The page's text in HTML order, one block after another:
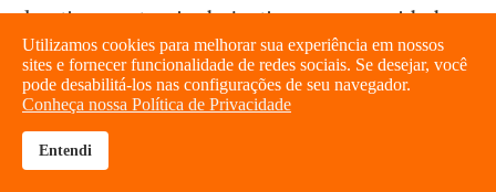
kantiana, a teoria da justiça como equidade
não se filia incondicionalmente a Kant. As
críticas hegelianas (e por extensão algumas
posições do comunitarismo de Taylor ) à
tradição da teoria do contrato social e aos
brightness_high
Utilizamos cookies para melhorar sua experiência em nossos
sites e fornecer funcionalidade de redes sociais. Se desejar, você
pode desabilitá-los nas configurações de seu navegador.
Conheça nossa Política de Privacidade
Entendi